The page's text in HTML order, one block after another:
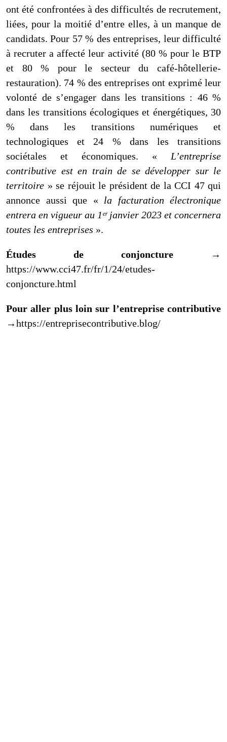
ont été confrontées à des difficultés de recrutement,
liées, pour la moitié d’entre elles, à un manque de
candidats. Pour 57 % des entreprises, leur difficulté
à recruter a affecté leur activité (80 % pour le BTP
et 80 % pour le secteur du café-hôtellerie-
restauration). 74 % des entreprises ont exprimé leur
volonté de s’engager dans les transitions : 46 %
dans les transitions écologiques et énergétiques, 30
% dans les transitions numériques et
technologiques et 24 % dans les transitions
sociétales et économiques. « L’entreprise
contributive est en train de se développer sur le
territoire » se réjouit le président de la CCI 47 qui
annonce aussi que « la facturation électronique
entrera en vigueur au 1ᵉʳjanvier 2023 et concernera
toutes les entreprises ».
Études de conjoncture
→
https://www.cci47.fr/fr/1/24/etudes-
conjoncture.html
Pour aller plus loin sur l’entreprise contributive
→https://entreprisecontributive.blog/